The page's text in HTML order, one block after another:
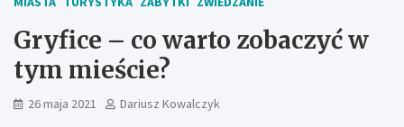
Gryfice – co warto zobaczyć w
tym mieście?
26 maja 2021 Dariusz Kowalczyk